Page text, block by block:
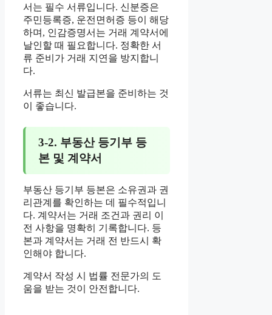
서는 필수 서류입니다. 신분증은
주민등록증, 운전면허증 등이 해당
하며, 인감증명서는 거래 계약서에
날인할 때 필요합니다. 정확한 서
류 준비가 거래 지연을 방지합니
다.
서류는 최신 발급본을 준비하는 것
이 좋습니다.
3-2. 부동산 등기부 등
본 및 계약서
부동산 등기부 등본은 소유권과 권
리관계를 확인하는 데 필수적입니
다. 계약서는 거래 조건과 권리 이
전 사항을 명확히 기록합니다. 등
본과 계약서는 거래 전 반드시 확
인해야 합니다.
계약서 작성 시 법률 전문가의 도
움을 받는 것이 안전합니다.